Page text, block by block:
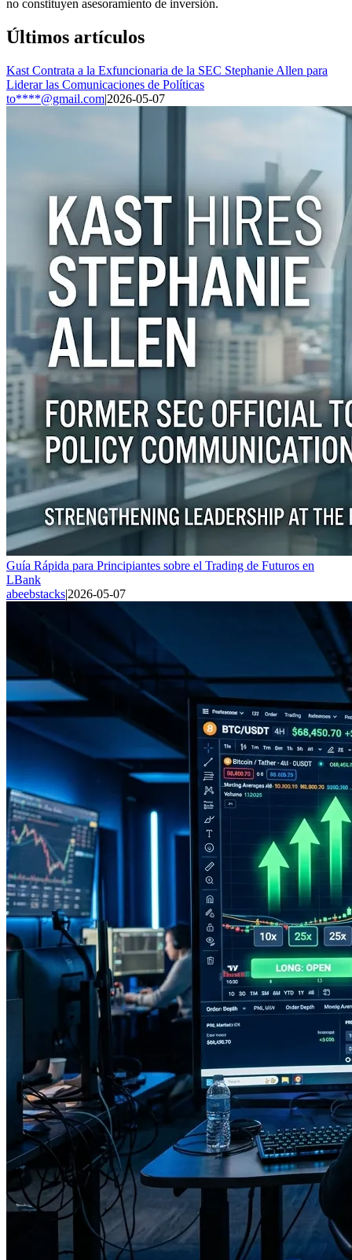
no constituyen asesoramiento de inversión.
Últimos artículos
Kast Contrata a la Exfuncionaria de la SEC Stephanie Allen para
Liderar las Comunicaciones de Políticas
to****@gmail.com|2026-05-07
Guía Rápida para Principiantes sobre el Trading de Futuros en
LBank
abeebstacks|2026-05-07